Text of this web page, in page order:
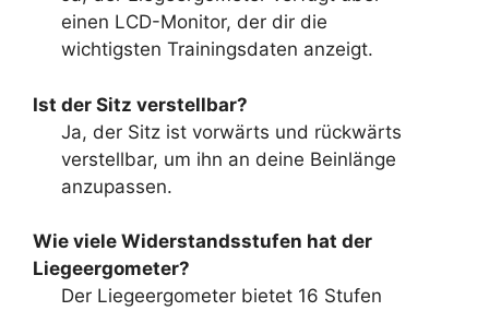
einen LCD-Monitor, der dir die
wichtigsten Trainingsdaten anzeigt.
Ist der Sitz verstellbar?
Ja, der Sitz ist vorwärts und rückwärts
verstellbar, um ihn an deine Beinlänge
anzupassen.
Wie viele Widerstandsstufen hat der
Liegeergometer?
Der Liegeergometer bietet 16 Stufen